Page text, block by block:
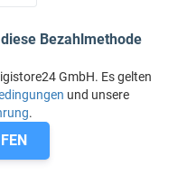
Bezahlmethode
GmbH. Es gelten
und unsere
.